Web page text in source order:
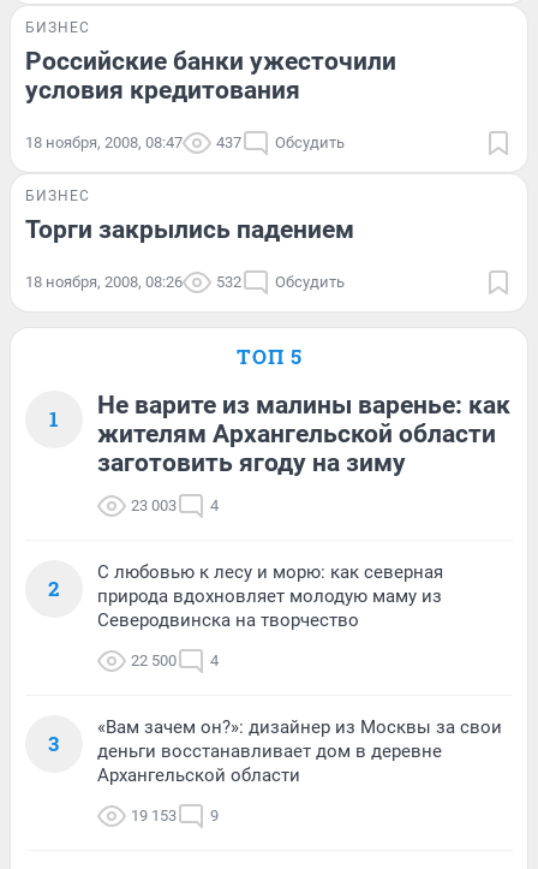
БИЗНЕС
Российские банки ужесточили
условия кредитования
18 ноября, 2008, 08:47 437 Обсудить
БИЗНЕС
Торги закрылись падением
18 ноября, 2008, 08:26 532 Обсудить
ТОП 5
1
Не варите из малины варенье: как
жителям Архангельской области
заготовить ягоду на зиму
23 003 4
2
С любовью к лесу и морю: как северная
природа вдохновляет молодую маму из
Северодвинска на творчество
22 500 4
3
«Вам зачем он?»: дизайнер из Москвы за свои
деньги восстанавливает дом в деревне
Архангельской области
19 153 9